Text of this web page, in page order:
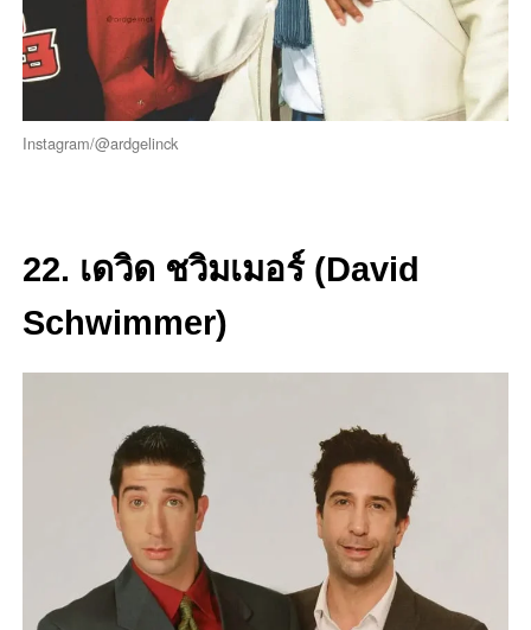
Instagram/@ardgelinck
22. เดวิด ชวิมเมอร์ (David
Schwimmer)